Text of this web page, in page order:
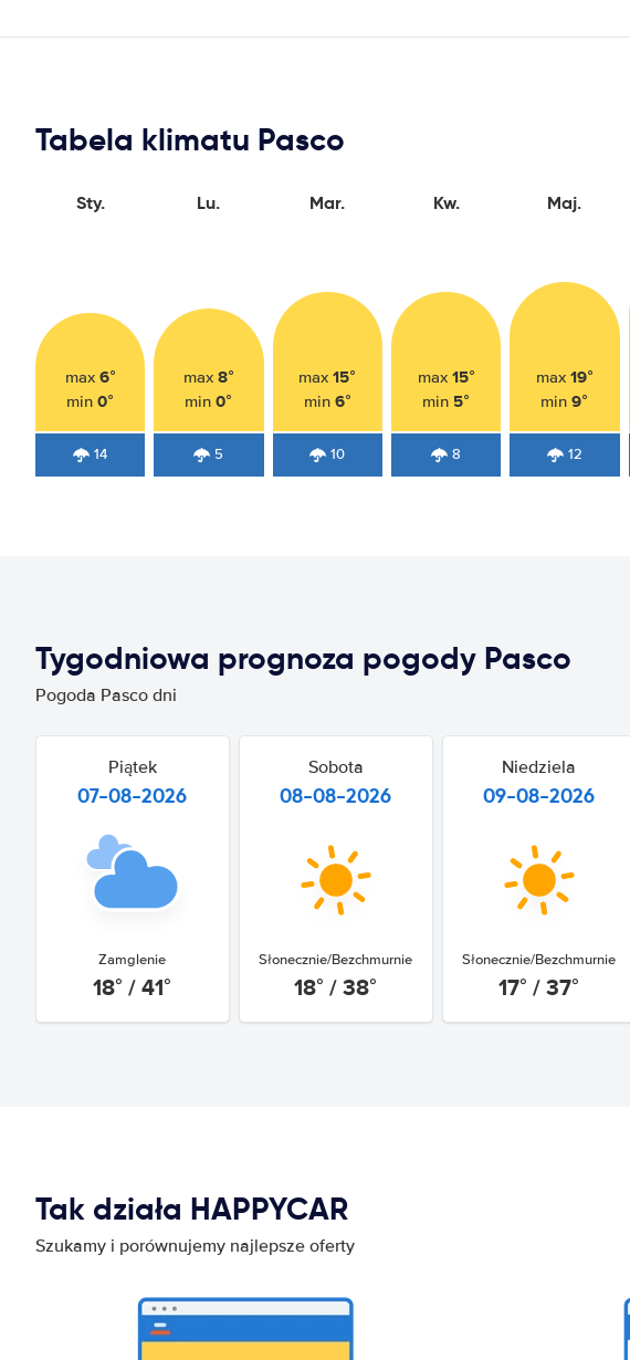
Tabela klimatu Pasco
Sty.
max 6°
min0°
14
Lu.
max 8°
min0°
5
Mar.
max15°
min 6°
10
Kw.
max 15°
min 5°
8
Maj.
max 19°
min9°
12
Tygodniowa prognoza pogody Pasco
Pogoda Pasco dni
Piątek
07-08-2026
Zamglenie
18° / 41°
Sobota
08-08-2026
Słonecznie/Bezchmurnie
18° / 38°
Niedziela
09-08-2026
Słonecznie/Bezchmurnie
17° / 37°
Tak działa HAPPYCAR
Szukamy i porównujemy najlepsze oferty